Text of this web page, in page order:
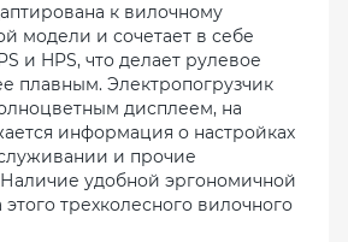
к вилочному
модели и сочетает в себе
и HPS, что делает рулевое
плавным. Электропогрузчик
дисплеем, на
информация о настройках
и прочие
удобной эргономичной
трехколесного вилочного